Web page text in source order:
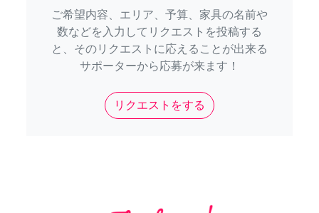
ご希望内容、エリア、予算、家具の名前や
数などを入力してリクエストを投稿する
と、そのリクエストに応えることが出来る
サポーターから応募が来ます！
リクエストをする